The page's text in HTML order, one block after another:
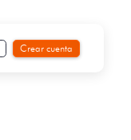
Crear cuenta